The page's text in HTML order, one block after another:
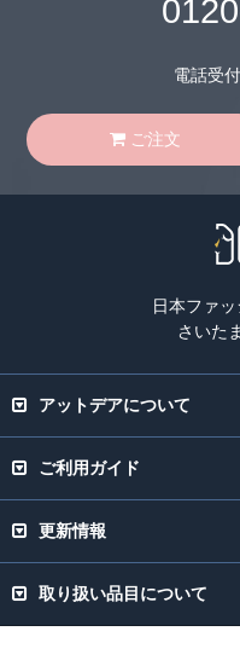
電話受
ご注文
日本ファ
さいた
アットデアについて
ご利用ガイド
更新情報
取り扱い品目について